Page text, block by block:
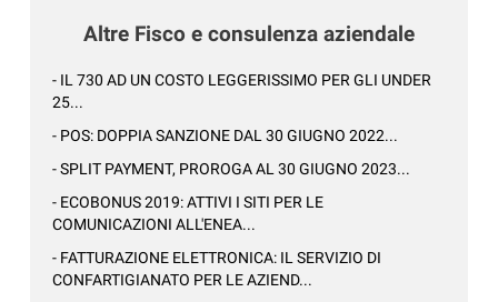
Altre Fisco e consulenza aziendale
- IL 730 AD UN COSTO LEGGERISSIMO PER GLI UNDER
25...
- POS: DOPPIA SANZIONE DAL 30 GIUGNO 2022...
- SPLIT PAYMENT, PROROGA AL 30 GIUGNO 2023...
- ECOBONUS 2019: ATTIVI I SITI PER LE
COMUNICAZIONI ALL'ENEA...
- FATTURAZIONE ELETTRONICA: IL SERVIZIO DI
CONFARTIGIANATO PER LE AZIEND...